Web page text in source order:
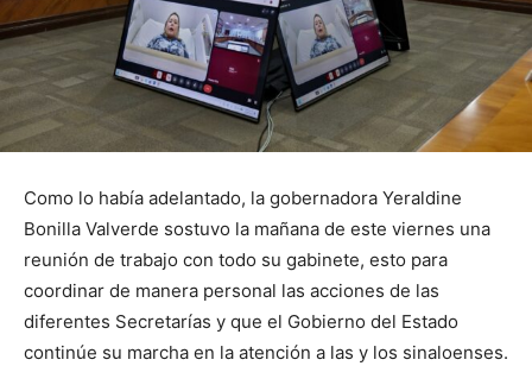
Como lo había adelantado, la gobernadora Yeraldine
Bonilla Valverde sostuvo la mañana de este viernes una
reunión de trabajo con todo su gabinete, esto para
coordinar de manera personal las acciones de las
diferentes Secretarías y que el Gobierno del Estado
continúe su marcha en la atención a las y los sinaloenses.